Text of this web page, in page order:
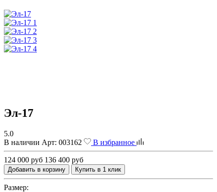
Эл-17
5.0
В наличии Арт: 003162 В избранное
124 000 руб 136 400 руб
Добавить в корзину Купить в 1 клик
Размер: